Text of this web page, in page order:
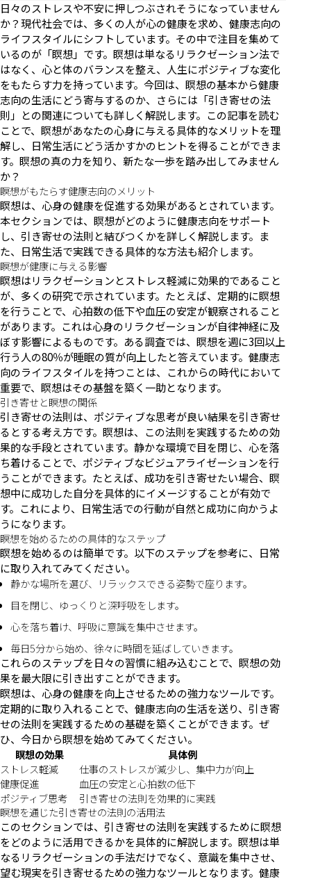
日々のストレスや不安に押しつぶされそうになっていません
か？現代社会では、多くの人が心の健康を求め、健康志向の
ライフスタイルにシフトしています。その中で注目を集めて
いるのが「瞑想」です。瞑想は単なるリラクゼーション法で
はなく、心と体のバランスを整え、人生にポジティブな変化
をもたらす力を持っています。今回は、瞑想の基本から健康
志向の生活にどう寄与するのか、さらには「引き寄せの法
則」との関連についても詳しく解説します。この記事を読む
ことで、瞑想があなたの心身に与える具体的なメリットを理
解し、日常生活にどう活かすかのヒントを得ることができま
す。瞑想の真の力を知り、新たな一歩を踏み出してみません
か？
瞑想がもたらす健康志向のメリット
瞑想は、心身の健康を促進する効果があるとされています。
本セクションでは、瞑想がどのように健康志向をサポート
し、引き寄せの法則と結びつくかを詳しく解説します。ま
た、日常生活で実践できる具体的な方法も紹介します。
瞑想が健康に与える影響
瞑想はリラクゼーションとストレス軽減に効果的であること
が、多くの研究で示されています。たとえば、定期的に瞑想
を行うことで、心拍数の低下や血圧の安定が観察されること
があります。これは心身のリラクゼーションが自律神経に及
ぼす影響によるものです。ある調査では、瞑想を週に3回以上
行う人の80％が睡眠の質が向上したと答えています。健康志
向のライフスタイルを持つことは、これからの時代において
重要で、瞑想はその基盤を築く一助となります。
引き寄せと瞑想の関係
引き寄せの法則は、ポジティブな思考が良い結果を引き寄せ
るとする考え方です。瞑想は、この法則を実践するための効
果的な手段とされています。静かな環境で目を閉じ、心を落
ち着けることで、ポジティブなビジュアライゼーションを行
うことができます。たとえば、成功を引き寄せたい場合、瞑
想中に成功した自分を具体的にイメージすることが有効で
す。これにより、日常生活での行動が自然と成功に向かうよ
うになります。
瞑想を始めるための具体的なステップ
瞑想を始めるのは簡単です。以下のステップを参考に、日常
に取り入れてみてください。
静かな場所を選び、リラックスできる姿勢で座ります。
目を閉じ、ゆっくりと深呼吸をします。
心を落ち着け、呼吸に意識を集中させます。
毎日5分から始め、徐々に時間を延ばしていきます。
これらのステップを日々の習慣に組み込むことで、瞑想の効
果を最大限に引き出すことができます。
瞑想は、心身の健康を向上させるための強力なツールです。
定期的に取り入れることで、健康志向の生活を送り、引き寄
せの法則を実践するための基礎を築くことができます。ぜ
ひ、今日から瞑想を始めてみてください。
瞑想の効果
具体例
ストレス軽減
仕事のストレスが減少し、集中力が向上
健康促進
血圧の安定と心拍数の低下
ポジティブ思考
引き寄せの法則を効果的に実践
瞑想を通じた引き寄せの法則の活用法
このセクションでは、引き寄せの法則を実践するために瞑想
をどのように活用できるかを具体的に解説します。瞑想は単
なるリラクゼーションの手法だけでなく、意識を集中させ、
望む現実を引き寄せるための強力なツールとなります。健康